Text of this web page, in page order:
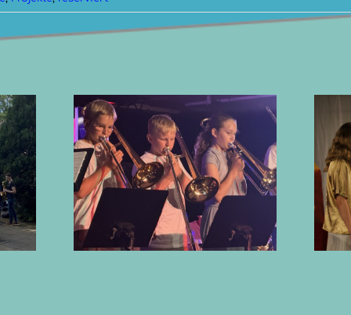
Götter, Mythen
und Musik in
der Kuhle